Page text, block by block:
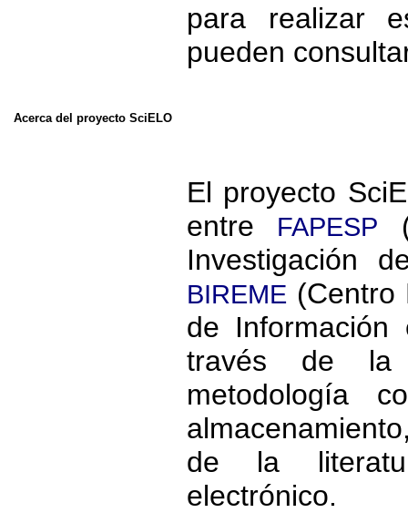
para realizar
pueden
Acerca del proyecto SciELO
El proyecto
entre
FAPESP
Investigación
BIREME (Centro
de
través de la
metodología
de la
electrónico.